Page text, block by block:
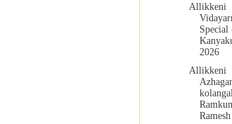
Allikkeni
2026
Allikkeni